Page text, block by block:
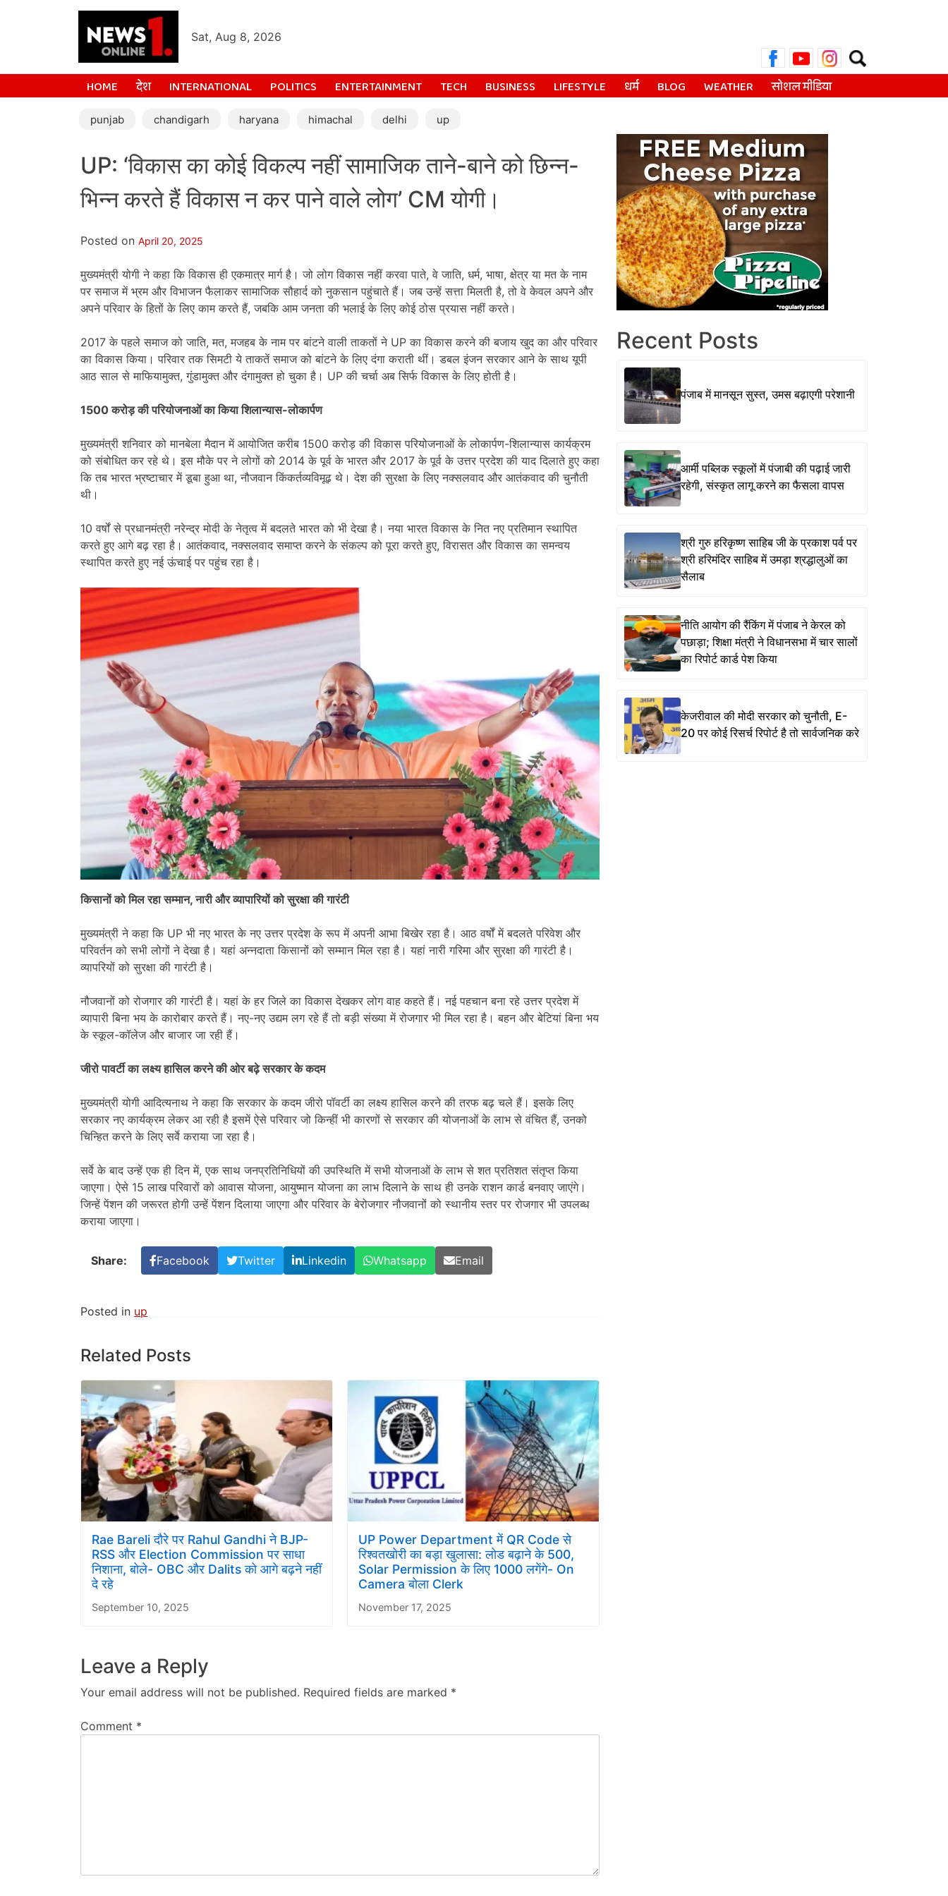
Sat, Aug 8, 2026
Search
for:
HOME देश INTERNATIONAL POLITICS ENTERTAINMENT TECH BUSINESS LIFESTYLE धर्म BLOG WEATHER सोशल मीडिया
punjab chandigarh haryana himachal delhi up
UP: ‘विकास का कोई विकल्प नहीं सामाजिक ताने-बाने को छिन्न-
भिन्न करते हैं विकास न कर पाने वाले लोग’ CM योगी।
Posted on April 20, 2025
मुख्यमंत्री योगी ने कहा कि विकास ही एकमात्र मार्ग है। जो लोग विकास नहीं करवा पाते, वे जाति, धर्म, भाषा, क्षेत्र या मत के नाम
पर समाज में भ्रम और विभाजन फैलाकर सामाजिक सौहार्द को नुकसान पहुंचाते हैं। जब उन्हें सत्ता मिलती है, तो वे केवल अपने और
अपने परिवार के हितों के लिए काम करते हैं, जबकि आम जनता की भलाई के लिए कोई ठोस प्रयास नहीं करते।
2017 के पहले समाज को जाति, मत, मजहब के नाम पर बांटने वाली ताकतों ने UP का विकास करने की बजाय खुद का और परिवार
का विकास किया। परिवार तक सिमटी ये ताकतें समाज को बांटने के लिए दंगा कराती थीं। डबल इंजन सरकार आने के साथ यूपी
आठ साल से माफियामुक्त, गुंडामुक्त और दंगामुक्त हो चुका है। UP की चर्चा अब सिर्फ विकास के लिए होती है।
1500 करोड़ की परियोजनाओं का किया शिलान्यास-लोकार्पण
मुख्यमंत्री शनिवार को मानबेला मैदान में आयोजित करीब 1500 करोड़ की विकास परियोजनाओं के लोकार्पण-शिलान्यास कार्यक्रम
को संबोधित कर रहे थे। इस मौके पर ने लोगों को 2014 के पूर्व के भारत और 2017 के पूर्व के उत्तर प्रदेश की याद दिलाते हुए कहा
कि तब भारत भ्रष्टाचार में डूबा हुआ था, नौजवान किंकर्तव्यविमूढ़ थे। देश की सुरक्षा के लिए नक्सलवाद और आतंकवाद की चुनौती
थी।
10 वर्षों से प्रधानमंत्री नरेन्द्र मोदी के नेतृत्व में बदलते भारत को भी देखा है। नया भारत विकास के नित नए प्रतिमान स्थापित
करते हुए आगे बढ़ रहा है। आतंकवाद, नक्सलवाद समाप्त करने के संकल्प को पूरा करते हुए, विरासत और विकास का समन्वय
स्थापित करते हुए नई ऊंचाई पर पहुंच रहा है।
किसानों को मिल रहा सम्मान, नारी और व्यापारियों को सुरक्षा की गारंटी
मुख्यमंत्री ने कहा कि UP भी नए भारत के नए उत्तर प्रदेश के रूप में अपनी आभा बिखेर रहा है। आठ वर्षों में बदलते परिवेश और
परिवर्तन को सभी लोगों ने देखा है। यहां अन्नदाता किसानों को सम्मान मिल रहा है। यहां नारी गरिमा और सुरक्षा की गारंटी है।
व्यापरियों को सुरक्षा की गारंटी है।
नौजवानों को रोजगार की गारंटी है। यहां के हर जिले का विकास देखकर लोग वाह कहते हैं। नई पहचान बना रहे उत्तर प्रदेश में
व्यापारी बिना भय के कारोबार करते हैं। नए-नए उद्यम लग रहे हैं तो बड़ी संख्या में रोजगार भी मिल रहा है। बहन और बेटियां बिना भय
के स्कूल-कॉलेज और बाजार जा रही हैं।
जीरो पावर्टी का लक्ष्य हासिल करने की ओर बढ़े सरकार के कदम
मुख्यमंत्री योगी आदित्यनाथ ने कहा कि सरकार के कदम जीरो पॉवर्टी का लक्ष्य हासिल करने की तरफ बढ़ चले हैं। इसके लिए
सरकार नए कार्यक्रम लेकर आ रही है इसमें ऐसे परिवार जो किन्हीं भी कारणों से सरकार की योजनाओं के लाभ से वंचित हैं, उनको
चिन्हित करने के लिए सर्वे कराया जा रहा है।
सर्वे के बाद उन्हें एक ही दिन में, एक साथ जनप्रतिनिधियों की उपस्थिति में सभी योजनाओं के लाभ से शत प्रतिशत संतृप्त किया
जाएगा। ऐसे 15 लाख परिवारों को आवास योजना, आयुष्मान योजना का लाभ दिलाने के साथ ही उनके राशन कार्ड बनवाए जाएंगे।
जिन्हें पेंशन की जरूरत होगी उन्हें पेंशन दिलाया जाएगा और परिवार के बेरोजगार नौजवानों को स्थानीय स्तर पर रोजगार भी उपलब्ध
कराया जाएगा।
Share: Facebook Twitter Linkedin Whatsapp Email
Posted in up
Related Posts
Rae Bareli दौरे पर Rahul Gandhi ने BJP-
RSS और Election Commission पर साधा
निशाना, बोले- OBC और Dalits को आगे बढ़ने नहीं
दे रहे
September 10, 2025
UP Power Department में QR Code से
रिश्वतखोरी का बड़ा खुलासा: लोड बढ़ाने के 500,
Solar Permission के लिए 1000 लगेंगे- On
Camera बोला Clerk
November 17, 2025
Leave a Reply
Your email address will not be published. Required fields are marked *
Comment *
Recent Posts
पंजाब में मानसून सुस्त, उमस बढ़ाएगी परेशानी
आर्मी पब्लिक स्कूलों में पंजाबी की पढ़ाई जारी
रहेगी, संस्कृत लागू करने का फैसला वापस
श्री गुरु हरिकृष्ण साहिब जी के प्रकाश पर्व पर
श्री हरिमंदिर साहिब में उमड़ा श्रद्धालुओं का
सैलाब
नीति आयोग की रैंकिंग में पंजाब ने केरल को
पछाड़ा; शिक्षा मंत्री ने विधानसभा में चार सालों
का रिपोर्ट कार्ड पेश किया
केजरीवाल की मोदी सरकार को चुनौती, E-
20 पर कोई रिसर्च रिपोर्ट है तो सार्वजनिक करे